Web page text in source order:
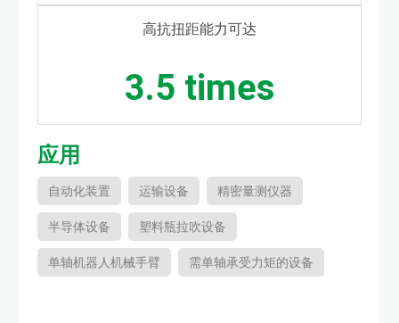
高抗扭距能力可达
3.5 times
应用
自动化装置 运输设备 精密量测仪器
半导体设备 塑料瓶拉吹设备
单轴机器人机械手臂 需单轴承受力矩的设备